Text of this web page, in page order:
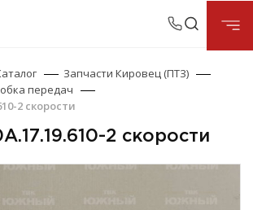
Запчасти Кировец (ПТЗ)
передач
2 скорости
2 скорости